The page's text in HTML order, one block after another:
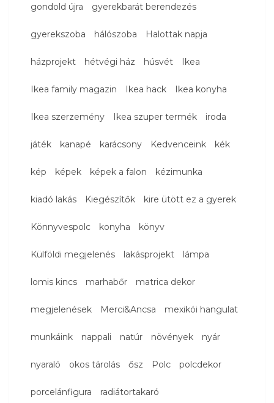
gondold újra gyerekbarát berendezés
gyerekszoba hálószoba Halottak napja
házprojekt hétvégi ház húsvét Ikea
Ikea family magazin Ikea hack Ikea konyha
Ikea szerzemény Ikea szuper termék iroda
játék kanapé karácsony Kedvenceink kék
kép képek képek a falon kézimunka
kiadó lakás Kiegészítők kire ütött ez a gyerek
Könnyvespolc konyha könyv
Külföldi megjelenés lakásprojekt lámpa
lomis kincs marhabőr matrica dekor
megjelenések Merci&Ancsa mexikói hangulat
munkáink nappali natúr növények nyár
nyaraló okos tárolás ősz Polc polcdekor
porcelánfigura radiátortakaró